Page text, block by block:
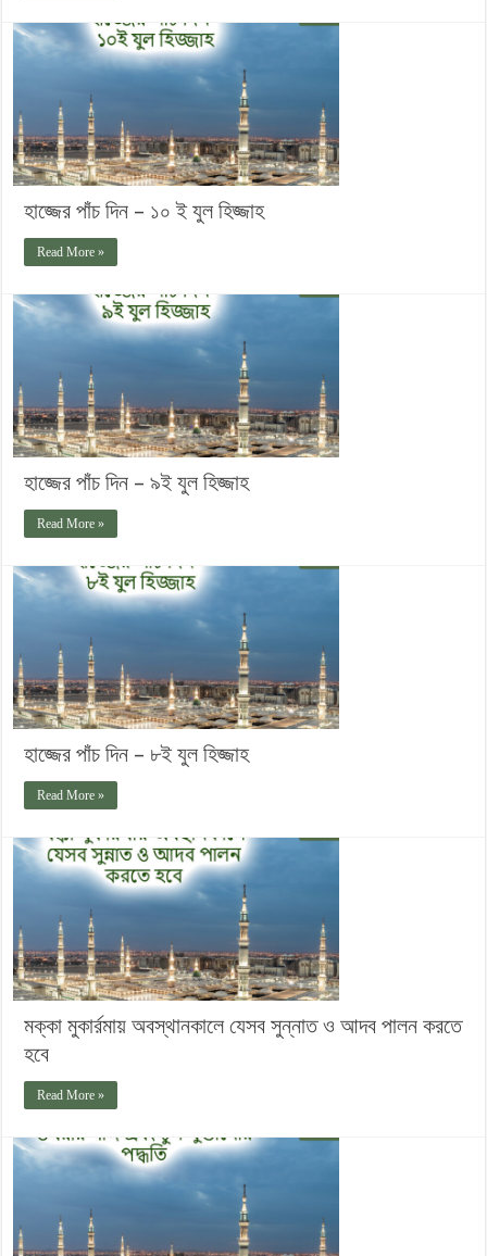
হাজ্জের পাঁচ দিন – ১০ ই যুল হিজ্জাহ
Read More »
হাজ্জের পাঁচ দিন – ৯ই যুল হিজ্জাহ
Read More »
হাজ্জের পাঁচ দিন – ৮ই যুল হিজ্জাহ
Read More »
মক্কা মুকার্রমায় অবস্থানকালে যেসব সুন্নাত ও আদব পালন করতে
হবে
Read More »